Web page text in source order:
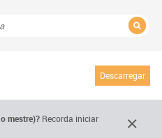
Descarregar
o mestre)? Recorda iniciar